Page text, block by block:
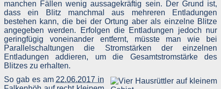
☈
-20 kA 12,9 km
☈
-11 kA 30,8 km
☈
-10 kA 33,14 km
manchen Fällen wenig aussagekräftig sein. Der Grund ist,
dass ein Blitz manchmal aus mehreren Entladungen
bestehen kann, die bei der Ortung aber als einzelne Blitze
angegeben werden. Erfolgen die Entladungen jedoch nur
geringfügig voneinander entfernt, müsste man wie bei
Parallelschaltungen die Stromstärken der einzelnen
Entladungen addieren, um die Gesamtstromstärke des
Blitzes zu erhalten.
So gab es am 22.06.2017 in